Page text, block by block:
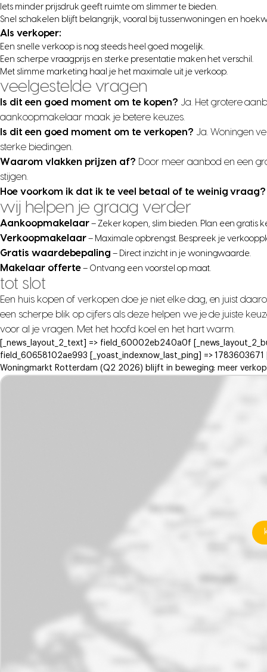
Iets minder prijsdruk geeft ruimte om slimmer te bieden.
Snel schakelen blijft belangrijk, vooral bij tussenwoningen en
Als verkoper:
Een snelle verkoop is nog steeds heel goed mogelijk.
Een scherpe vraagprijs en sterke presentatie maken het verschil.
Met slimme marketing haal je het maximale uit je verkoop.
veelgestelde vragen
Is dit een goed moment om te kopen? Ja. Het grotere
aankoopmakelaar maak je betere keuzes.
Is dit een goed moment om te verkopen? Ja. Woningen
sterke biedingen.
Waarom vlakken prijzen af? Door meer aanbod en een
stijgen.
Hoe voorkom ik dat ik te veel betaal of te weinig vraag?
wij helpen je graag verder
Aankoopmakelaar– Zeker kopen, slim bieden. Plan een gratis
Verkoopmakelaar– Maximale opbrengst. Bespreek je
Gratis waardebepaling – Direct inzicht in je woningwaarde.
Makelaar offerte– Ontvang een voorstel op maat.
tot slot
Een huis kopen of verkopen doe je niet elke dag, en juist
een scherpe blik op cijfers als deze helpen we je de juiste
voor al je vragen. Met het hoofd koel en het hart warm.
[_news_layout_2_text] => field_60002eb240a0f
field_60658102ae993 [_yoast_indexnow_last_ping] =>
Woningmarkt Rotterdam (Q2 2026) blijft in beweging: meer